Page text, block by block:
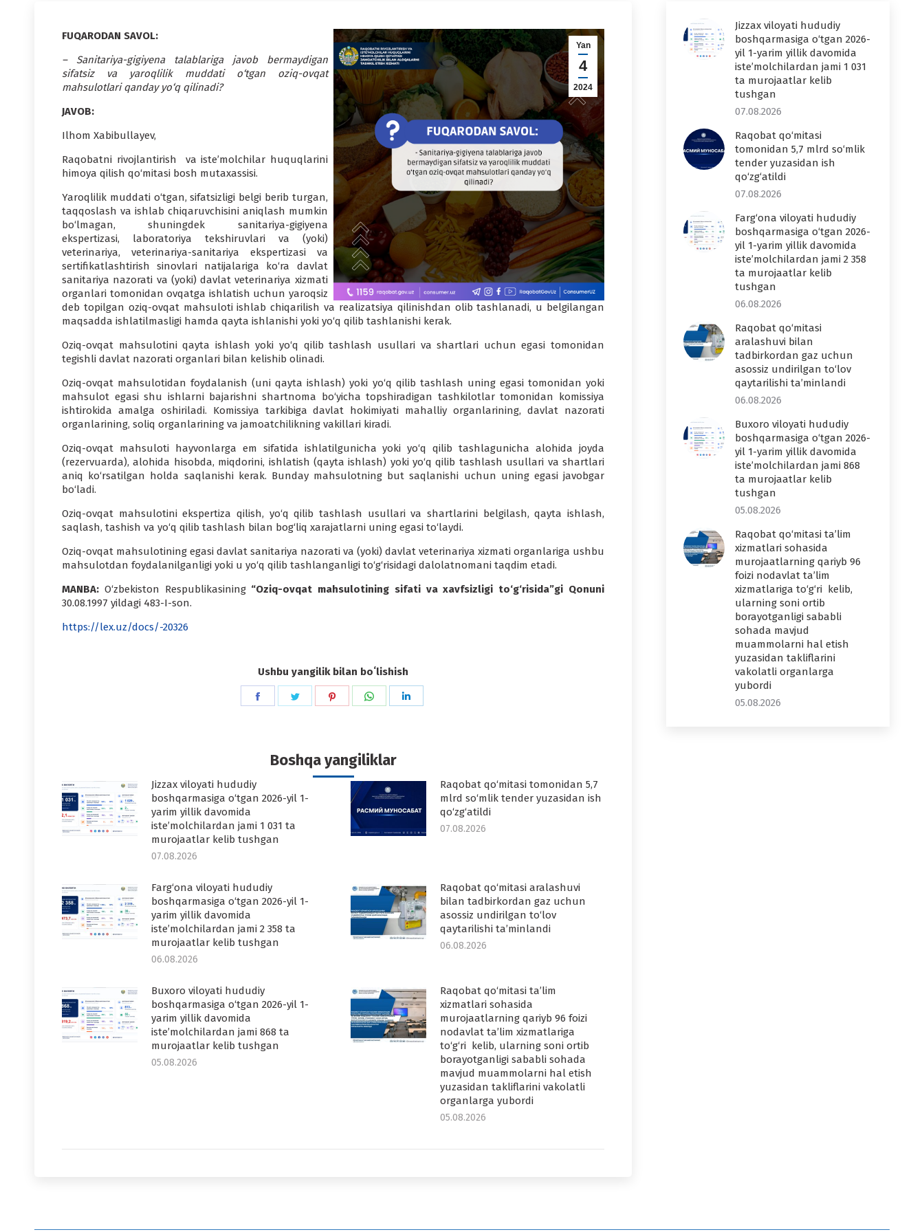
Yan
4
2024
FUQARODAN SAVOL:
– Sanitariya-gigiyena talablariga javob bermaydigan
sifatsiz va yaroqlilik muddati o‘tgan oziq-ovqat
mahsulotlari qanday yo‘q qilinadi?
JAVOB:
Ilhom Xabibullayev,
Raqobatni rivojlantirish va iste’molchilar huquqlarini
himoya qilish qo‘mitasi bosh mutaxassisi.
Yaroqlilik muddati o‘tgan, sifatsizligi belgi berib turgan,
taqqoslash va ishlab chiqaruvchisini aniqlash mumkin
bo‘lmagan, shuningdek sanitariya-gigiyena
ekspertizasi, laboratoriya tekshiruvlari va (yoki)
veterinariya, veterinariya-sanitariya ekspertizasi va
sertifikatlashtirish sinovlari natijalariga ko‘ra davlat
sanitariya nazorati va (yoki) davlat veterinariya xizmati
organlari tomonidan ovqatga ishlatish uchun yaroqsiz
deb topilgan oziq-ovqat mahsuloti ishlab chiqarilish va realizatsiya qilinishdan olib tashlanadi, u belgilangan
maqsadda ishlatilmasligi hamda qayta ishlanishi yoki yo‘q qilib tashlanishi kerak.
Oziq-ovqat mahsulotini qayta ishlash yoki yo‘q qilib tashlash usullari va shartlari uchun egasi tomonidan
tegishli davlat nazorati organlari bilan kelishib olinadi.
Oziq-ovqat mahsulotidan foydalanish (uni qayta ishlash) yoki yo‘q qilib tashlash uning egasi tomonidan yoki
mahsulot egasi shu ishlarni bajarishni shartnoma bo‘yicha topshiradigan tashkilotlar tomonidan komissiya
ishtirokida amalga oshiriladi. Komissiya tarkibiga davlat hokimiyati mahalliy organlarining, davlat nazorati
organlarining, soliq organlarining va jamoatchilikning vakillari kiradi.
Oziq-ovqat mahsuloti hayvonlarga еm sifatida ishlatilgunicha yoki yo‘q qilib tashlagunicha alohida joyda
(rezervuarda), alohida hisobda, miqdorini, ishlatish (qayta ishlash) yoki yo‘q qilib tashlash usullari va shartlari
aniq ko‘rsatilgan holda saqlanishi kerak. Bunday mahsulotning but saqlanishi uchun uning egasi javobgar
bo‘ladi.
Oziq-ovqat mahsulotini ekspertiza qilish, yo‘q qilib tashlash usullari va shartlarini belgilash, qayta ishlash,
saqlash, tashish va yo‘q qilib tashlash bilan bog‘liq xarajatlarni uning egasi to‘laydi.
Oziq-ovqat mahsulotining egasi davlat sanitariya nazorati va (yoki) davlat veterinariya xizmati organlariga ushbu
mahsulotdan foydalanilganligi yoki u yo‘q qilib tashlanganligi to‘g‘risidagi dalolatnomani taqdim etadi.
MANBA: O‘zbekiston Respublikasining “Oziq-ovqat mahsulotining sifati va xavfsizligi to‘g‘risida”gi Qonuni
30.08.1997 yildagi 483-I-son.
https://lex.uz/docs/-20326
Ushbu yangilik bilan boʻlishish
Share
Share
Share
Share
Boshqa yangiliklar
Jizzax viloyati hududiy
boshqarmasiga o‘tgan 2026-yil 1-
yarim yillik davomida
iste’molchilardan jami 1 031 ta
murojaatlar kelib tushgan
07.08.2026
Raqobat qo‘mitasi tomonidan 5,7
mlrd so‘mlik tender yuzasidan ish
qo‘zg‘atildi
07.08.2026
Farg‘ona viloyati hududiy
boshqarmasiga o‘tgan 2026-yil 1-
yarim yillik davomida
iste’molchilardan jami 2 358 ta
murojaatlar kelib tushgan
06.08.2026
Raqobat qo‘mitasi aralashuvi
bilan tadbirkordan gaz uchun
asossiz undirilgan to‘lov
qaytarilishi ta’minlandi
06.08.2026
Buxoro viloyati hududiy
boshqarmasiga o‘tgan 2026-yil 1-
yarim yillik davomida
iste’molchilardan jami 868 ta
murojaatlar kelib tushgan
05.08.2026
Raqobat qo‘mitasi ta’lim
xizmatlari sohasida
murojaatlarning qariyb 96 foizi
nodavlat ta’lim xizmatlariga
to‘g‘ri kelib, ularning soni ortib
borayotganligi sababli sohada
mavjud muammolarni hal etish
yuzasidan takliflarini vakolatli
organlarga yubordi
05.08.2026
Jizzax viloyati hududiy
boshqarmasiga o‘tgan 2026-
yil 1-yarim yillik davomida
iste’molchilardan jami 1 031
ta murojaatlar kelib
tushgan
07.08.2026
Raqobat qo‘mitasi
tomonidan 5,7 mlrd so‘mlik
tender yuzasidan ish
qo‘zg‘atildi
07.08.2026
Farg‘ona viloyati hududiy
boshqarmasiga o‘tgan 2026-
yil 1-yarim yillik davomida
iste’molchilardan jami 2 358
ta murojaatlar kelib
tushgan
06.08.2026
Raqobat qo‘mitasi
aralashuvi bilan
tadbirkordan gaz uchun
asossiz undirilgan to‘lov
qaytarilishi ta’minlandi
06.08.2026
Buxoro viloyati hududiy
boshqarmasiga o‘tgan 2026-
yil 1-yarim yillik davomida
iste’molchilardan jami 868
ta murojaatlar kelib
tushgan
05.08.2026
Raqobat qo‘mitasi ta’lim
xizmatlari sohasida
murojaatlarning qariyb 96
foizi nodavlat ta’lim
xizmatlariga to‘g‘ri kelib,
ularning soni ortib
borayotganligi sababli
sohada mavjud
muammolarni hal etish
yuzasidan takliflarini
vakolatli organlarga
yubordi
05.08.2026